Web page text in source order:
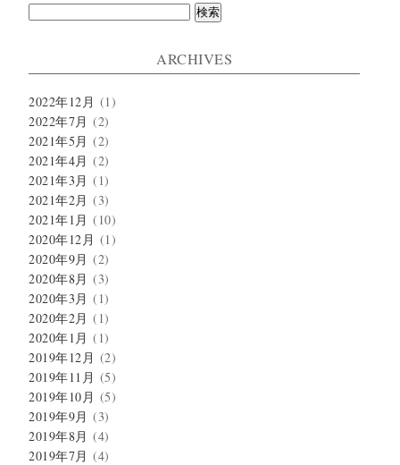
検
ARCHIVES
2022年12月 (1)
2022年7月 (2)
2021年5月 (2)
2021年4月 (2)
2021年3月 (1)
2021年2月 (3)
2021年1月 (10)
2020年12月 (1)
2020年9月 (2)
2020年8月 (3)
2020年3月 (1)
2020年2月 (1)
2020年1月 (1)
2019年12月 (2)
2019年11月 (5)
2019年10月 (5)
2019年9月 (3)
2019年8月 (4)
2019年7月 (4)